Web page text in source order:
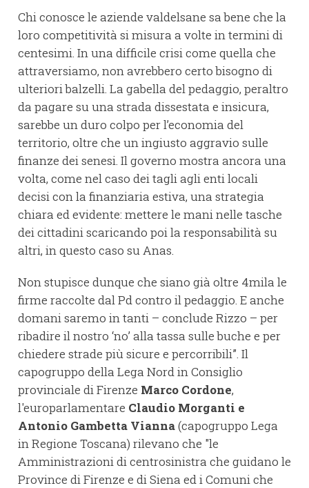
Chi conosce le aziende valdelsane sa bene che la
loro competitività si misura a volte in termini di
centesimi. In una difficile crisi come quella che
attraversiamo, non avrebbero certo bisogno di
ulteriori balzelli. La gabella del pedaggio, peraltro
da pagare su una strada dissestata e insicura,
sarebbe un duro colpo per l’economia del
territorio, oltre che un ingiusto aggravio sulle
finanze dei senesi. Il governo mostra ancora una
volta, come nel caso dei tagli agli enti locali
decisi con la finanziaria estiva, una strategia
chiara ed evidente: mettere le mani nelle tasche
dei cittadini scaricando poi la responsabilità su
altri, in questo caso su Anas.
Non stupisce dunque che siano già oltre 4mila le
firme raccolte dal Pd contro il pedaggio. E anche
domani saremo in tanti – conclude Rizzo – per
ribadire il nostro ‘no’ alla tassa sulle buche e per
chiedere strade più sicure e percorribili”. Il
capogruppo della Lega Nord in Consiglio
provinciale di Firenze Marco Cordone,
l'europarlamentare Claudio Morganti e
Antonio Gambetta Vianna(capogruppo Lega
in Regione Toscana) rilevano che "le
Amministrazioni di centrosinistra che guidano le
Province di Firenze e di Siena ed i Comuni che